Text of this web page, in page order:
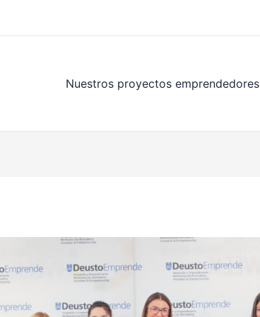
Nuestros proyectos emprendedores